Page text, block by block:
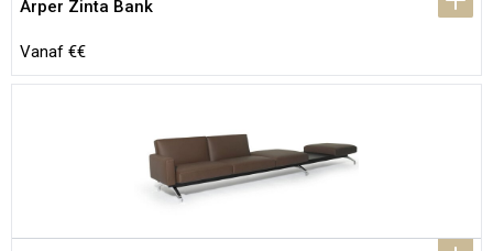
Arper Zinta Bank
Vanaf €€